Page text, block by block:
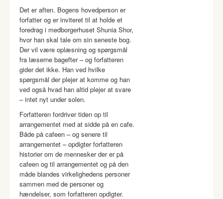
Det er aften. Bogens hovedperson er
forfatter og er inviteret til at holde et
foredrag i medborgerhuset Shunia Shor,
hvor han skal tale om sin seneste bog.
Der vil være oplæsning og spørgsmål
fra læserne bagefter – og forfatteren
gider det ikke. Han ved hvilke
spørgsmål der plejer at komme og han
ved også hvad han altid plejer at svare
– intet nyt under solen.
Forfatteren fordriver tiden op til
arrangementet med at sidde på en cafe.
Både på cafeen – og senere til
arrangementet – opdigter forfatteren
historier om de mennesker der er på
cafeen og til arrangementet og på den
måde blandes virkelighedens personer
sammen med de personer og
hændelser, som forfatteren opdigter.